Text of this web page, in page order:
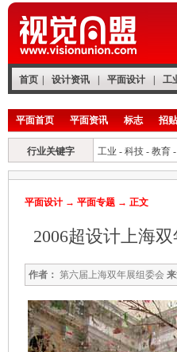
首页 设计资讯 平面设计 工
平面首页 平面资讯 标志 招贴
行业关键字 工业 - 科技 - 教育 -
平面设计 → 平面专题 → 正文
2006超设计上海
作者： 第六届上海双年展组委会 来